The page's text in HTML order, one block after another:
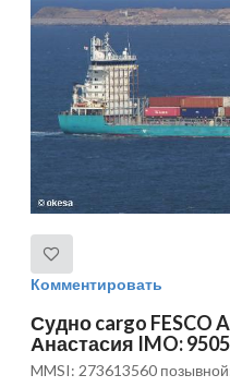
Комментировать
Судно cargo FESCO
Анастасия IMO:
MMSI: 273613560